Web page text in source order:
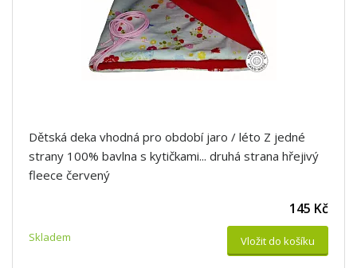
Dětská deka vhodná pro období jaro / léto Z jedné
strany 100% bavlna s kytičkami... druhá strana hřejivý
fleece červený
Skladem
145 Kč
Vložit do košíku